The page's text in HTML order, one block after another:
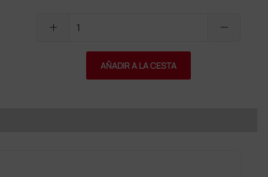
add remove
AÑADIR A LA CESTA